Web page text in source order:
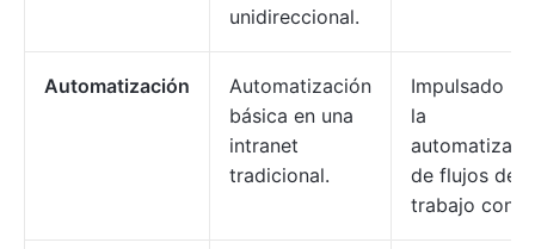
unidireccional.
Automatización
Automatización
básica en una
intranet
tradicional.
Impulsado
la
de flujos de
trabajo con